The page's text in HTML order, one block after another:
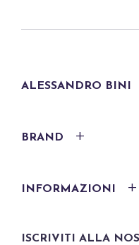
ALESSANDRO BINI
BRAND
INFORMAZIONI
ISCRIVITI ALLA